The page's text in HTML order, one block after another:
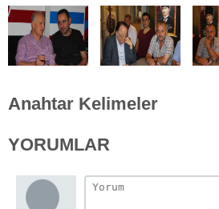
Anahtar Kelimeler
YORUMLAR